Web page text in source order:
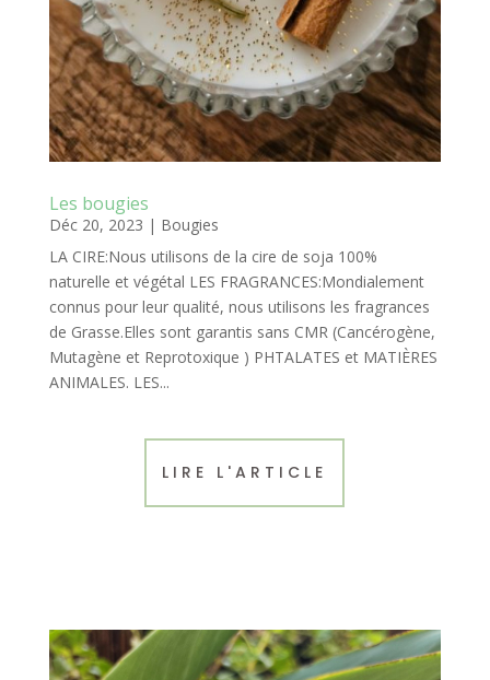
Les bougies
Déc 20, 2023 | Bougies
LA CIRE:Nous utilisons de la cire de soja 100%
naturelle et végétal LES FRAGRANCES:Mondialement
connus pour leur qualité, nous utilisons les fragrances
de Grasse.Elles sont garantis sans CMR (Cancérogène,
Mutagène et Reprotoxique ) PHTALATES et MATIÈRES
ANIMALES. LES...
LIRE L'ARTICLE